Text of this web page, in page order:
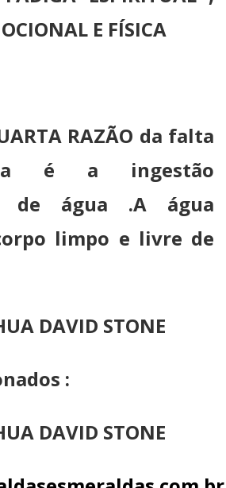
E FÍSICA
RAZÃO da falta
é a ingestão
de água .A água
limpo e livre de
DAVID STONE
:
DAVID STONE